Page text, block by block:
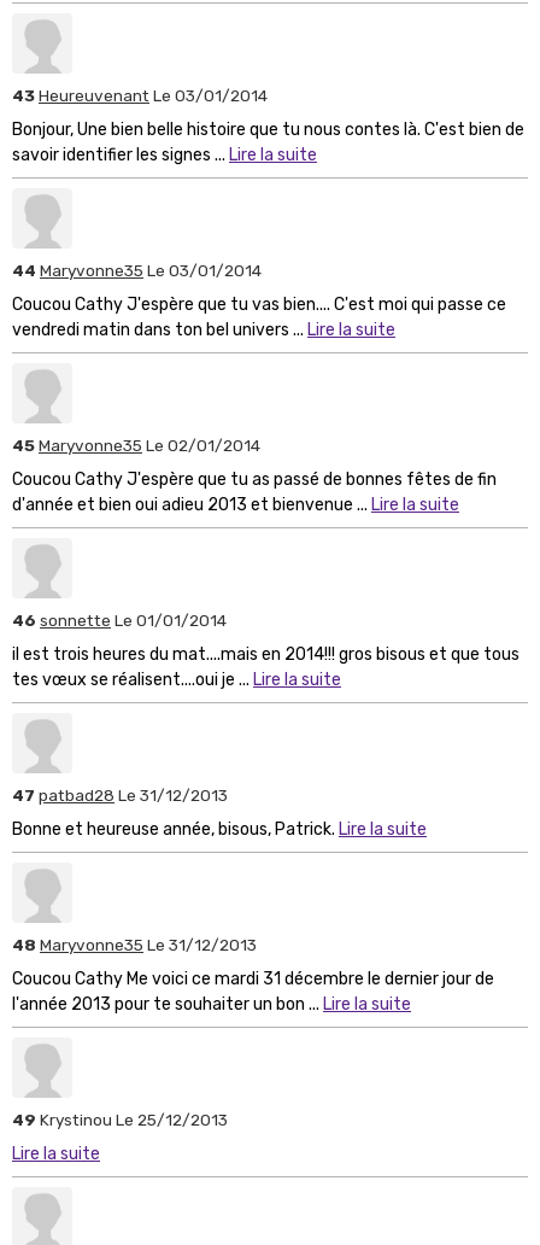
43Heureuvenant Le 03/01/2014
Bonjour, Une bien belle histoire que tu nous contes là. C'est bien de
savoir identifier les signes ... Lire la suite
44 Maryvonne35 Le 03/01/2014
Coucou Cathy J'espère que tu vas bien.... C'est moi qui passe ce
vendredi matin dans ton bel univers ... Lire la suite
45Maryvonne35 Le 02/01/2014
Coucou Cathy J'espère que tu as passé de bonnes fêtes de fin
d'année et bien oui adieu 2013 et bienvenue ... Lire la suite
46 sonnette Le 01/01/2014
il est trois heures du mat....mais en 2014!!! gros bisous et que tous
tes vœux se réalisent....oui je ... Lire la suite
47 patbad28 Le 31/12/2013
Bonne et heureuse année, bisous, Patrick. Lire la suite
48 Maryvonne35 Le 31/12/2013
Coucou Cathy Me voici ce mardi 31 décembre le dernier jour de
l'année 2013 pour te souhaiter un bon ... Lire la suite
49 Krystinou Le 25/12/2013
Lire la suite